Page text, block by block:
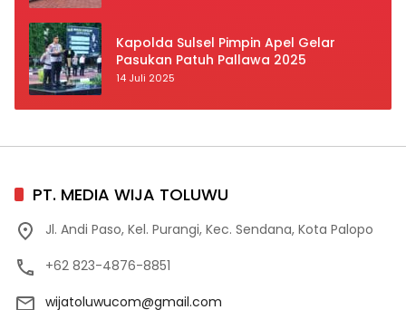
Kapolda Sulsel Pimpin Apel Gelar
Pasukan Patuh Pallawa 2025
14 Juli 2025
PT. MEDIA WIJA TOLUWU
Jl. Andi Paso, Kel. Purangi, Kec. Sendana, Kota Palopo
+62 823-4876-8851
wijatoluwucom@gmail.com